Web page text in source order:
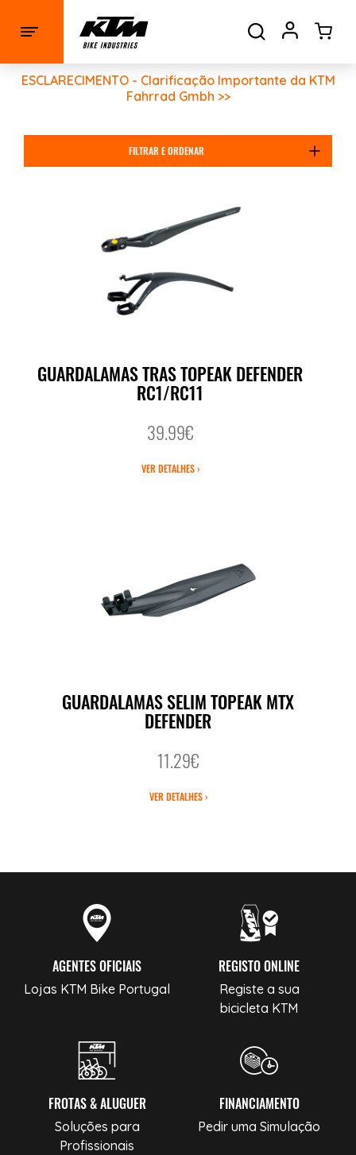
ESCLARECIMENTO - Clarificação Importante da KTM
Fahrrad Gmbh >>
FILTRAR E ORDENAR
GUARDALAMAS TRAS TOPEAK DEFENDER
RC1/RC11
39.99€
VER DETALHES ›
GUARDALAMAS SELIM TOPEAK MTX
DEFENDER
11.29€
VER DETALHES ›
AGENTES OFICIAIS
Lojas KTM Bike Portugal
REGISTO ONLINE
Registe a sua
bicicleta KTM
FROTAS & ALUGUER
Soluções para
Profissionais
FINANCIAMENTO
Pedir uma Simulação